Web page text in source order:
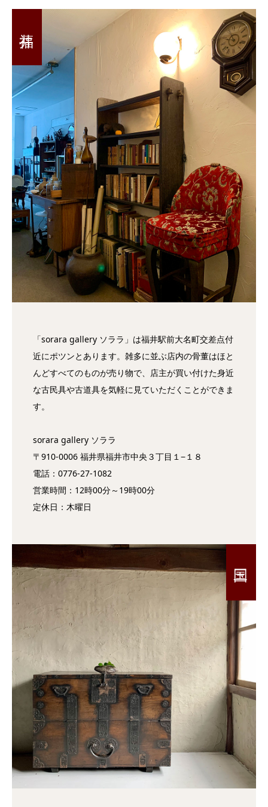
「sorara gallery ソララ」は福井駅前大名町交差点付
近にポツンとあります。雑多に並ぶ店内の骨董はほと
んどすべてのものが売り物で、店主が買い付けた身近
な古民具や古道具を気軽に見ていただくことができま
す。
sorara gallery ソララ
〒910-0006 福井県福井市中央３丁目１−１８
電話：0776-27-1082
営業時間：12時00分～19時00分
定休日：木曜日